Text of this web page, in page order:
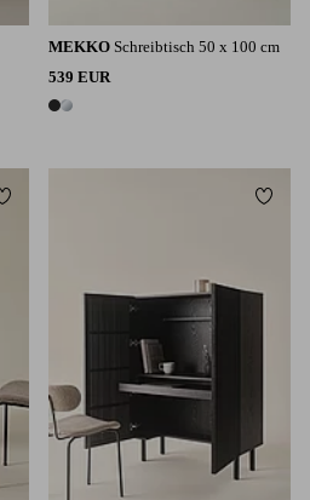
MEKKO Schreibtisch 50 x 100 cm
539 EUR
2 Farben
Zu Favoriten hinzufügen Zu